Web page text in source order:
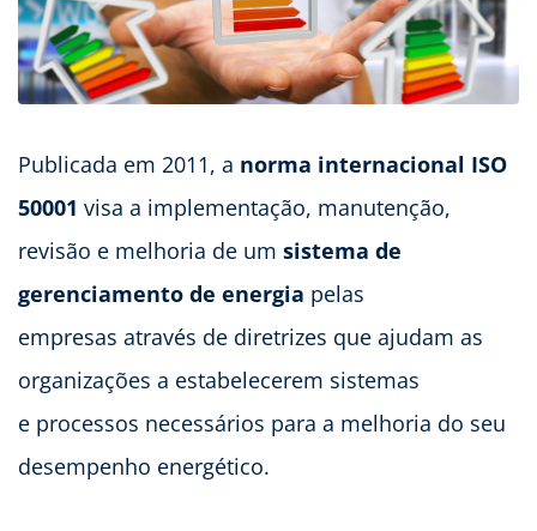
Publicada em 2011, a norma internacional ISO
50001 visa a implementação, manutenção,
revisão e melhoria de um sistema de
gerenciamento de energia pelas
empresas através de diretrizes que ajudam as
organizações a estabelecerem sistemas
e processos necessários para a melhoria do seu
desempenho energético.